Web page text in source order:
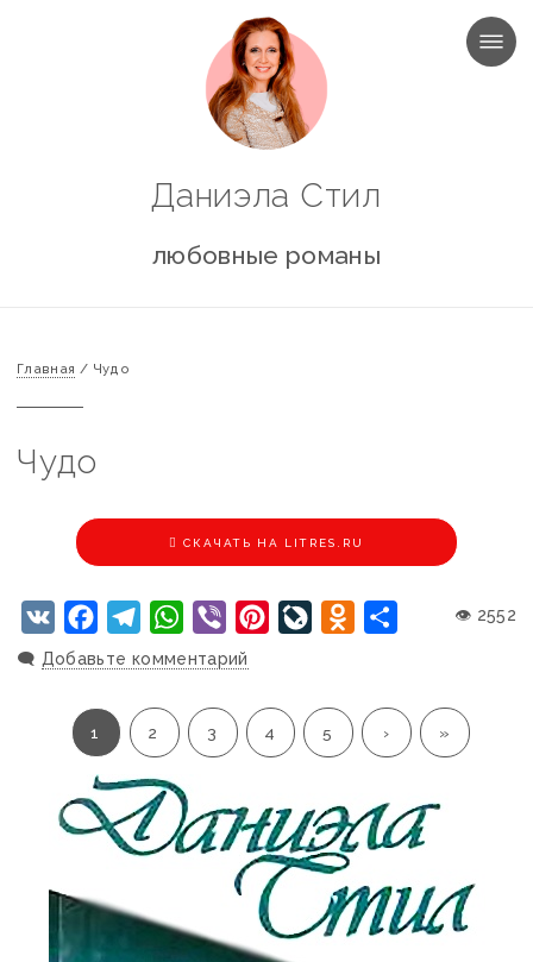
МЕНЮ
Даниэла Стил
любовные романы
Главная / Чудо
Чудо
CКАЧАТЬ НА LITRES.RU
VK FacebookTelegramWhatsApp
Viber PinterestLiveJournalOdnoklassniki
Отправить
👁 2552
🗨️ Добавьте комментарий
1 2 3 4 5 › »